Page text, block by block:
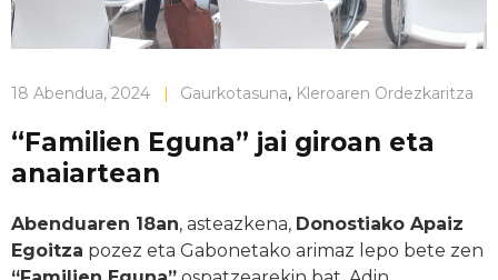
18 Abendua, 2024 | Gaurkotasuna, Kleroaren Ordezkaritza
“Familien Eguna” jai giroan eta
anaiartean
Abenduaren 18an, asteazkena, Donostiako Apaiz
Egoitza pozez eta Gabonetako arimaz lepo bete zen